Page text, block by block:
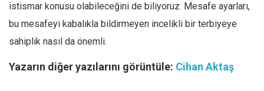
istismar konusu olabileceğini de biliyoruz. Mesafe ayarları,
bu mesafeyi kabalıkla bildirmeyen incelikli bir terbiyeye
sahiplik nasıl da önemli.
Yazarın diğer yazılarını görüntüle: Cihan Aktaş